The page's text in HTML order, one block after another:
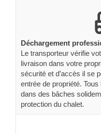
Déchargement
Le transporteur vérifie
livraison dans votre
sécurité et d’accès il se
entrée de propriété.
dans des bâches
protection du chalet.